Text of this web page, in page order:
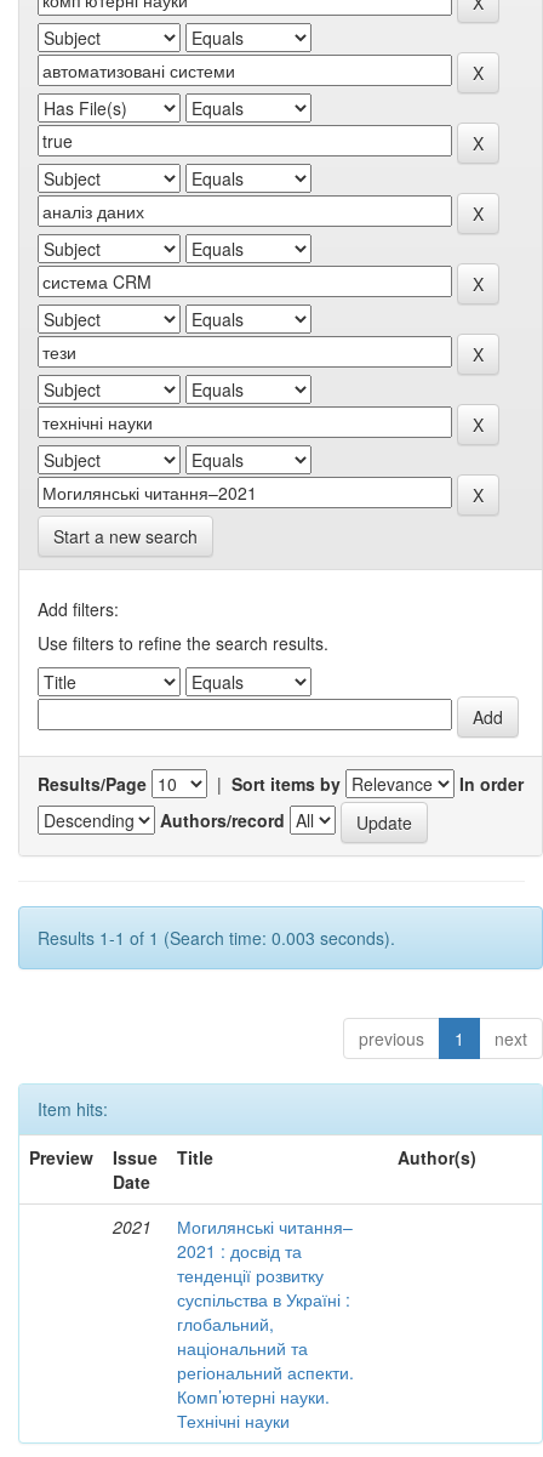
Start a new search
Add filters:
Use filters to refine the search results.
Results/Page | Sort items by
In order
Authors/record
Results 1-1 of 1 (Search time: 0.003 seconds).
previous 1 next
Item hits:
Preview
Issue
Date
Title Author(s)
2021
Могилянські читання–
2021 : досвід та
тенденції розвитку
суспільства в Україні :
глобальний,
національний та
регіональний аспекти.
Комп’ютерні науки.
Технічні науки